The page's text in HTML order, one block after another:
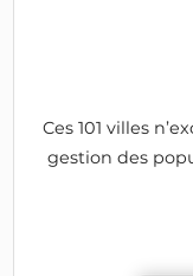
Ces 101 villes
gestion des